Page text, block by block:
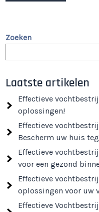
Zoeken
Laatste artikelen
Effectieve
oplossingen!
Effectieve
Bescherm uw huis
Effectieve
voor een gezond
Effectieve
oplossingen voor uw
Effectieve